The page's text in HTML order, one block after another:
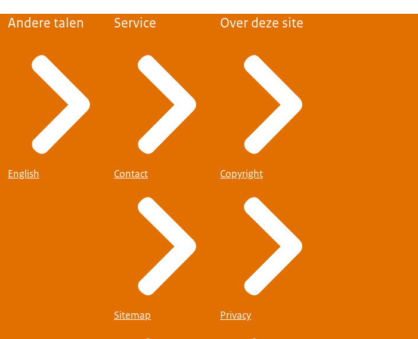
Andere talen
English
Service
Contact
Sitemap
Over deze site
Copyright
Privacy